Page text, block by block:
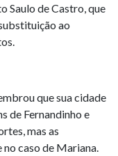
Saulo de Castro, que
ao
que sua cidade
de Fernandinho e
mas as
caso de Mariana.